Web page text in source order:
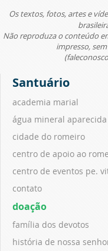
Os textos, fotos, artes e
Não reproduza o conteúdo
impresso,
Santuário
academia marial
água mineral aparecida
cidade do romeiro
centro de apoio ao
centro de eventos pe.
contato
doação
família dos devotos
história de nossa